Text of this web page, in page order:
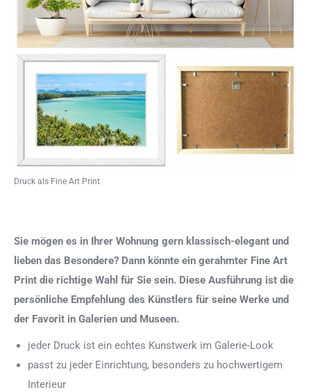
Druck als Fine Art Print
Sie mögen es in Ihrer Wohnung gern klassisch-elegant und
lieben das Besondere? Dann könnte ein gerahmter Fine Art
Print die richtige Wahl für Sie sein. Diese Ausführung ist die
persönliche Empfehlung des Künstlers für seine Werke und
der Favorit in Galerien und Museen.
jeder Druck ist ein echtes Kunstwerk im Galerie-Look
passt zu jeder Einrichtung, besonders zu hochwertigem
Interieur